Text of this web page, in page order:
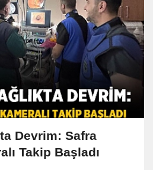
Devrim: Safra
Takip Başladı